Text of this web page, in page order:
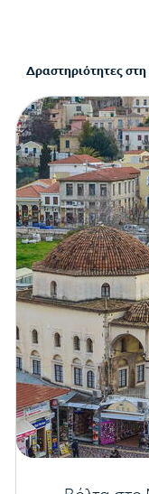
Δραστηριότητες